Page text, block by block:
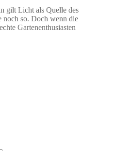
gilt Licht als Quelle des
noch so. Doch wenn die
Gartenenthusiasten